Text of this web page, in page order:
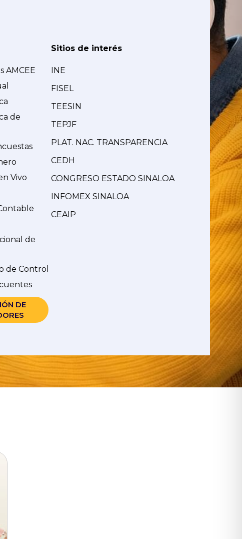
AMCEE
de
Vivo
de
de Control
DE
Sitios de interés
INE
FISEL
TEESIN
TEPJF
PLAT. NAC. TRANSPARENCIA
CEDH
CONGRESO ESTADO SINALOA
INFOMEX SINALOA
CEAIP